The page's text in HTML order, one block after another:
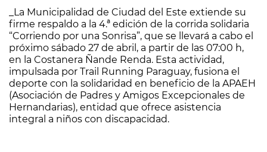
_La Municipalidad de Ciudad del Este extiende su
firme respaldo a la 4.ª edición de la corrida solidaria
“Corriendo por una Sonrisa”, que se llevará a cabo el
próximo sábado 27 de abril, a partir de las 07:00 h,
en la Costanera Ñande Renda. Esta actividad,
impulsada por Trail Running Paraguay, fusiona el
deporte con la solidaridad en beneficio de la APAEH
(Asociación de Padres y Amigos Excepcionales de
Hernandarias), entidad que ofrece asistencia
integral a niños con discapacidad.